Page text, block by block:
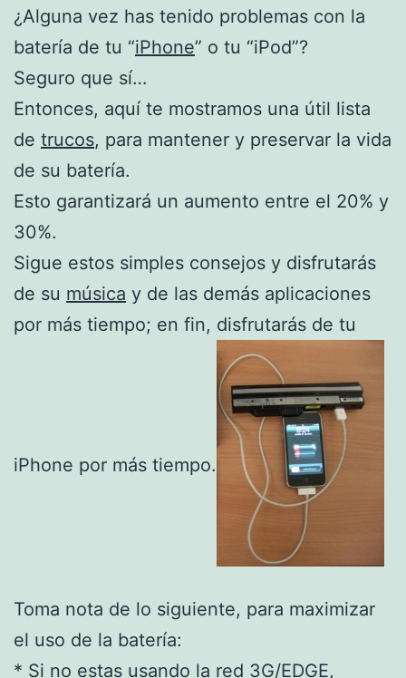
¿Alguna vez has tenido problemas con la
batería de tu “iPhone” o tu “iPod”?
Seguro que sí…
Entonces, aquí te mostramos una útil lista
de trucos, para mantener y preservar la vida
de su batería.
Esto garantizará un aumento entre el 20% y
30%.
Sigue estos simples consejos y disfrutarás
de su música y de las demás aplicaciones
por más tiempo; en fin, disfrutarás de tu
iPhone por más tiempo.
Toma nota de lo siguiente, para maximizar
el uso de la batería:
* Si no estas usando la red 3G/EDGE,